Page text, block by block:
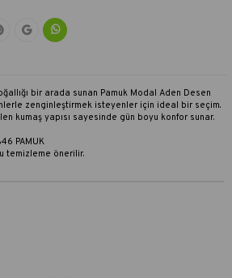
bir arada sunan Pamuk Modal Aden Desen
zenginleştirmek isteyenler için ideal bir seçim.
kumaş yapısı sayesinde gün boyu konfor sunar.
PAMUK
temizleme önerilir.